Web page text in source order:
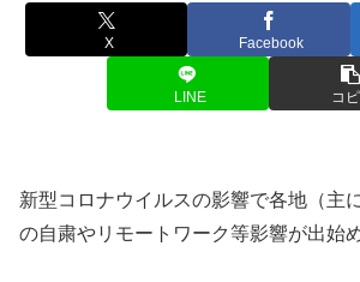
X Facebook
LINE コ
新型コロナウイルスの影響で各地（主
の自粛やリモートワーク等影響が出始